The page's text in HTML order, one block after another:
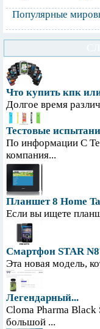
Популярные
Что купить кпк
Долгое время
Тестовые
По информации С
компания...
Планшет 8 Home
Если вы ищете
Смартфон STAR
Эта новая модель,
Легендарный...
Cloma Pharma Black
большой ...